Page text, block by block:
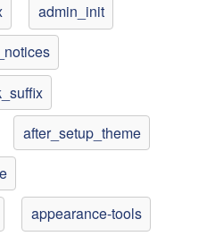
admin_init
after_setup_theme
appearance-tools